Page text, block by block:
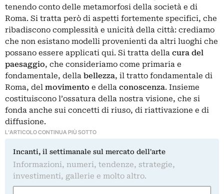
tenendo conto delle metamorfosi della società e di
Roma. Si tratta però di aspetti fortemente specifici, che
ribadiscono complessità e unicità della città: crediamo
che non esistano modelli provenienti da altri luoghi che
possano essere applicati qui. Si tratta della cura del
paesaggio, che consideriamo come primaria e
fondamentale, della bellezza, il tratto fondamentale di
Roma, del movimento e della conoscenza. Insieme
costituiscono l’ossatura della nostra visione, che si
fonda anche sui concetti di riuso, di riattivazione e di
diffusione.
L'ARTICOLO CONTINUA PIÙ SOTTO
Incanti, il settimanale sul mercato dell'arte
Informazioni, numeri, tendenze, strategie,
investimenti, gallerie e molto altro.